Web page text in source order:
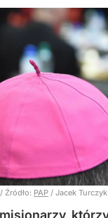
/ Źródło: PAP / Jacek Turczyk
którzy